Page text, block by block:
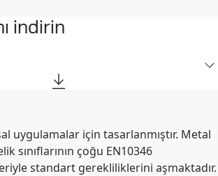
indirin
uygulamalar için tasarlanmıştır. Metal
sınıflarının çoğu EN10346
standart gerekliliklerini aşmaktadır.